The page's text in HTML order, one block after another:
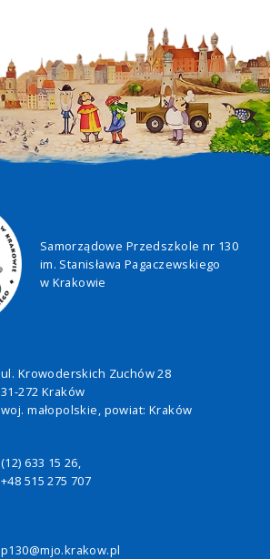
Samorządowe Przedszkole nr 130
im. Stanisława Pagaczewskiego
w Krakowie
ul. Krowoderskich Zuchów 28
31-272 Kraków
woj. małopolskie, powiat: Kraków
(12) 633 15 26,
+48 515 275 707
p130@mjo.krakow.pl